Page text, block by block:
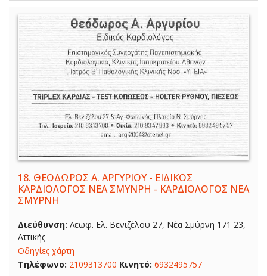
18. ΘΕΟΔΩΡΟΣ Α. ΑΡΓΥΡΙΟΥ - ΕΙΔΙΚΟΣ
ΚΑΡΔΙΟΛΟΓΟΣ ΝΕΑ ΣΜΥΝΡΗ - ΚΑΡΔΙΟΛΟΓΟΣ ΝΕΑ
ΣΜΥΡΝΗ
Διεύθυνση: Λεωφ. Ελ. Βενιζέλου 27, Νέα Σμύρνη 171 23,
Αττικής
Οδηγίες χάρτη
Τηλέφωνο: 2109313700 Κινητό: 6932495757